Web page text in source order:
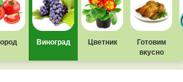
Виноград Цветник
Готовим
вкусно